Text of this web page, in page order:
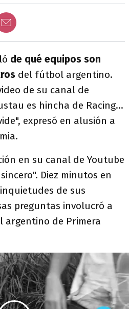
de qué equipos son
del fútbol argentino.
de su canal de
es hincha de Racing...
expresó en alusión a
en su canal de Youtube
sincero". Diez minutos en
de sus
preguntas involucró a
de Primera